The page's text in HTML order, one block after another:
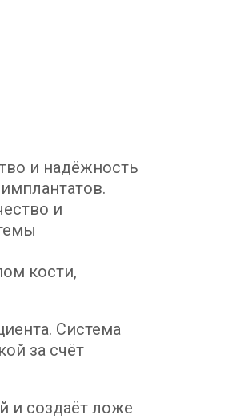
и надёжность
и
кости,
Система
за счёт
и создаёт ложе